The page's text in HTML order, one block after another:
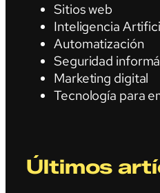
Sitios web
Inteligencia
Automatización
Seguridad
Marketing digital
Tecnología para
Últimos